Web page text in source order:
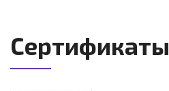
Сертификаты